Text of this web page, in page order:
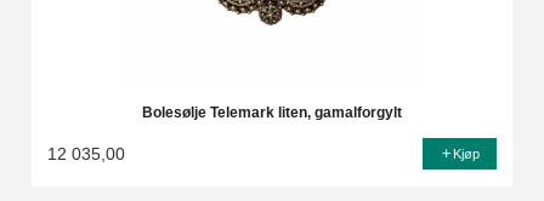
Bolesølje Telemark liten, gamalforgylt
12 035,00 Kjøp